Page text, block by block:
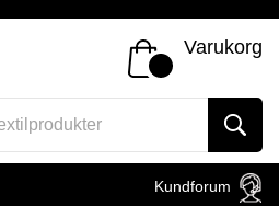
Varukorg
Kundforum